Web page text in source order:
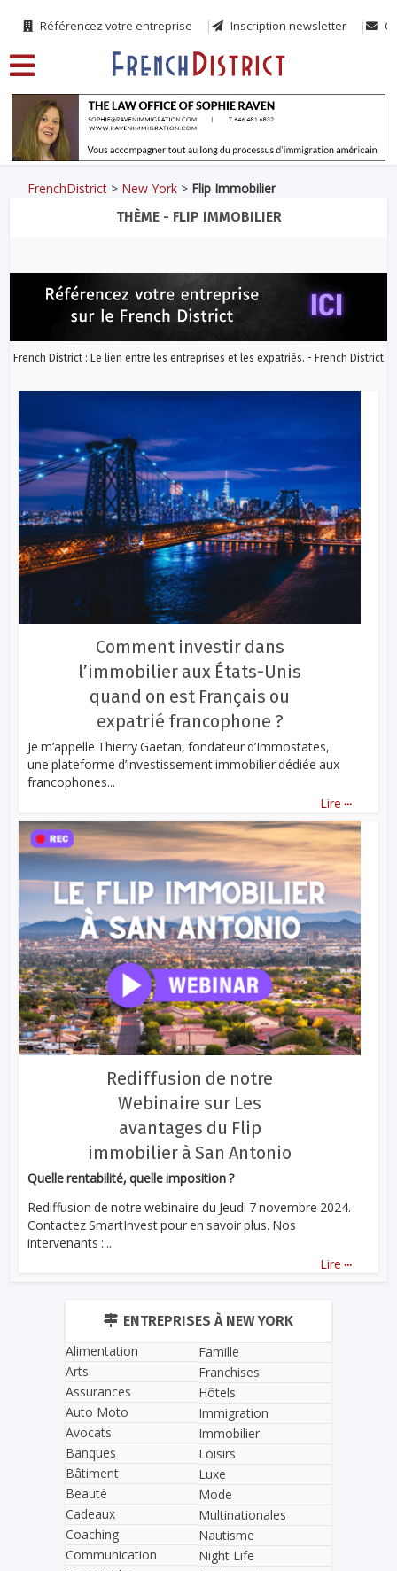
Référencez votre entreprise Inscription newsletter
FrenchDistrict > New York > Flip Immobilier
THÈME - FLIP IMMOBILIER
French District : Le lien entre les entreprises et les expatriés. - French District
Comment investir dans
l’immobilier aux États-Unis
quand on est Français ou
expatrié francophone ?
Je m’appelle Thierry Gaetan, fondateur d’Immostates,
une plateforme d’investissement immobilier dédiée aux
francophones...
Lire ...
Rediffusion de notre
Webinaire sur Les
avantages du Flip
immobilier à San Antonio
Quelle rentabilité, quelle imposition ?
Rediffusion de notre webinaire du Jeudi 7 novembre 2024.
Contactez SmartInvest pour en savoir plus. Nos
intervenants :...
Lire ...
ENTREPRISES À NEW YORK
Alimentation
Arts
Assurances
Auto Moto
Avocats
Banques
Bâtiment
Beauté
Cadeaux
Coaching
Communication
Famille
Franchises
Hôtels
Immigration
Immobilier
Loisirs
Luxe
Mode
Multinationales
Nautisme
Night Life